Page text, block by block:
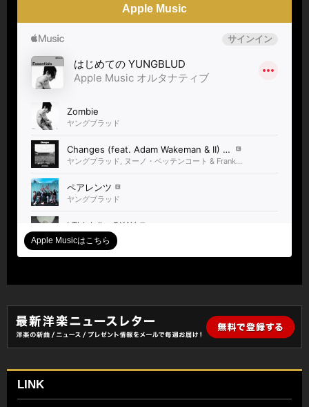
Apple Music
Apple Musicはこちら
LINK